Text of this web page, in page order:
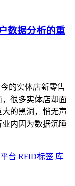
数据分析的重
的实体店新零售
很多实体店却面
的黑洞，悄无声
内因为数据沉睡
台 RFID标签 库